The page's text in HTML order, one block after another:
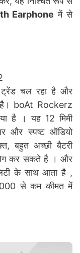
Earphone में से
चल रहा है और
है। boAt Rockerz
है । यह 12 मिमी
और स्पष्ट ऑडियो
बहुत अच्छी बैटरी
कर सकते है । और
के साथ आता है ,
से कम कीमत में